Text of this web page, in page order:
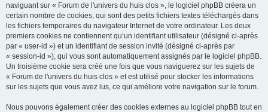
naviguant sur « Forum de l'univers du huis clos », le logiciel phpBB créera un
certain nombre de cookies, qui sont des petits fichiers textes téléchargés dans
les fichiers temporaires du navigateur Internet de votre ordinateur. Les deux
premiers cookies ne contiennent qu’un identifiant utilisateur (désigné ci-après
par « user-id ») et un identifiant de session invité (désigné ci-après par
« session-id »), qui vous sont automatiquement assignés par le logiciel phpBB.
Un troisième cookie sera créé une fois que vous naviguerez sur les sujets de
« Forum de l'univers du huis clos » et est utilisé pour stocker les informations
sur les sujets que vous avez lus, ce qui améliore votre navigation sur le forum.
Nous pouvons également créer des cookies externes au logiciel phpBB tout en